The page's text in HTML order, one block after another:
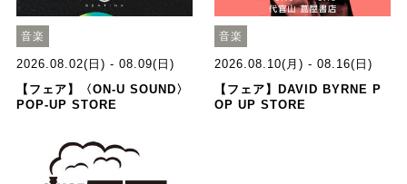
音楽
2026.08.02(日) - 08.09(日)
【フェア】〈ON-U SOUND〉
POP-UP STORE
音楽
2026.08.10(月) - 08.16(日)
【フェア】DAVID BYRNE P
OP UP STORE